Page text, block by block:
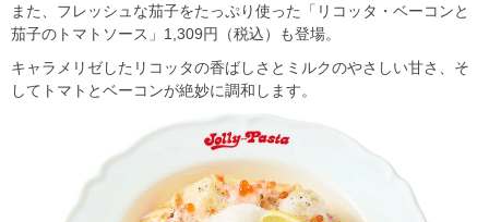
また、フレッシュな茄子をたっぷり使った「リコッタ・ベーコンと
茄子のトマトソース」1,309円（税込）も登場。
キャラメリゼしたリコッタの香ばしさとミルクのやさしい甘さ、そ
してトマトとベーコンが絶妙に調和します。